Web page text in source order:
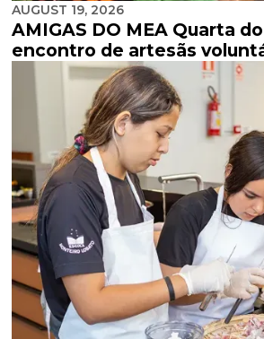
AUGUST 19, 2026
AMIGAS DO MEA Quarta
encontro de artesãs